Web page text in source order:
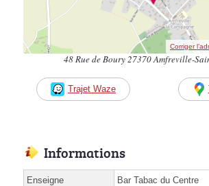
Corriger
48 Rue de Boury 27370 Amfreville-
Trajet Waze
Informations
Enseigne Bar Tabac du Centre